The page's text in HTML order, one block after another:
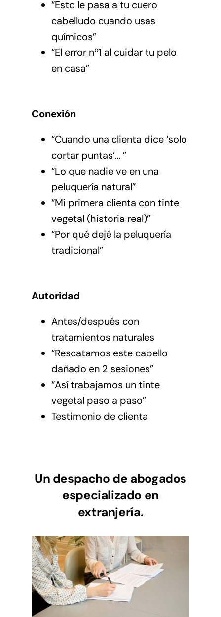
“Esto le pasa a tu cuero
cabelludo cuando usas
químicos”
“El error nº1 al cuidar tu pelo
en casa”
Conexión
“Cuando una clienta dice ‘solo
cortar puntas’… ”
“Lo que nadie ve en una
peluquería natural”
“Mi primera clienta con tinte
vegetal (historia real)”
“Por qué dejé la peluquería
tradicional”
Autoridad
Antes/después con
tratamientos naturales
“Rescatamos este cabello
dañado en 2 sesiones”
“Así trabajamos un tinte
vegetal paso a paso”
Testimonio de clienta
Un despacho de abogados
especializado en
extranjería.